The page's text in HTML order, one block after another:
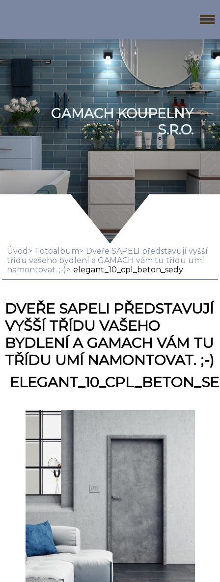
GAMACH KOUPELNY
S.R.O.
Úvod Fotoalbum
Dveře SAPELI představují vyšší
třídu vašeho bydlení a GAMACH vám tu třídu umí
namontovat. ;-)
elegant_10_cpl_beton_sedy
DVEŘE SAPELI PŘEDSTAVUJÍ
VYŠŠÍ TŘÍDU VAŠEHO
BYDLENÍ A GAMACH VÁM TU
TŘÍDU UMÍ NAMONTOVAT. ;-)